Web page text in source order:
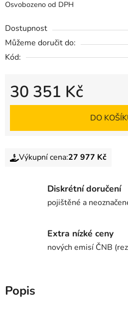
Osvobozeno od DPH
Dostupnost
Můžeme doručit do:
Kód:
30 351 Kč
DO
Výkupní cena:27 977 Kč
Diskrétní doručení
pojištěné a
Extra nízké ceny
nových emisí ČNB
Popis